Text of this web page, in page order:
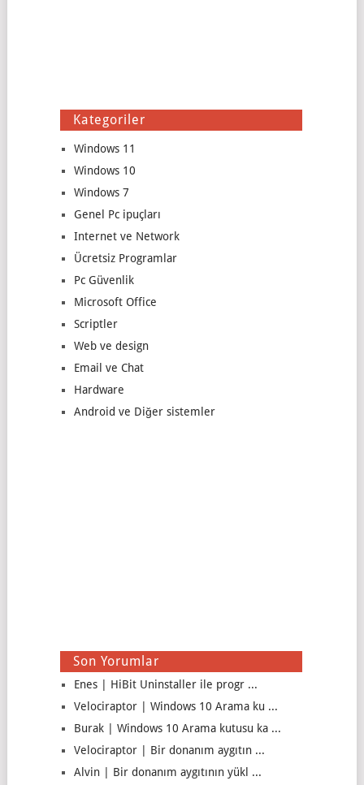
Kategoriler
Windows 11
Windows 10
Windows 7
Genel Pc ipuçları
Internet ve Network
Ücretsiz Programlar
Pc Güvenlik
Microsoft Office
Scriptler
Web ve design
Email ve Chat
Hardware
Android ve Diğer sistemler
Son Yorumlar
Enes | HiBit Uninstaller ile progr ...
Velociraptor | Windows 10 Arama ku ...
Burak | Windows 10 Arama kutusu ka ...
Velociraptor | Bir donanım aygıtın ...
Alvin | Bir donanım aygıtının yükl ...